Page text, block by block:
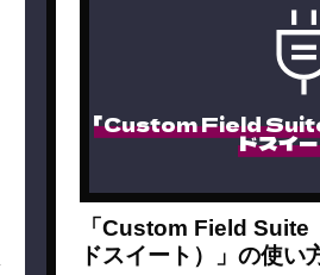
「Custom Field Suite
ドスイー
「Custom Field Suite
ドスイート）」の使い